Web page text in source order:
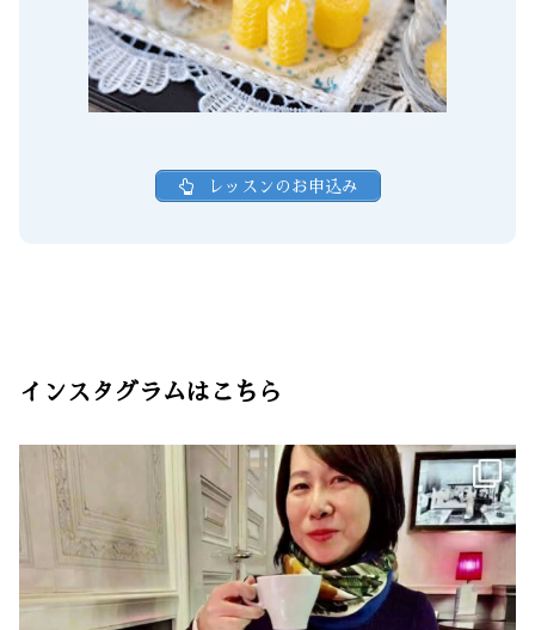
レッスンのお申込み
インスタグラムはこちら